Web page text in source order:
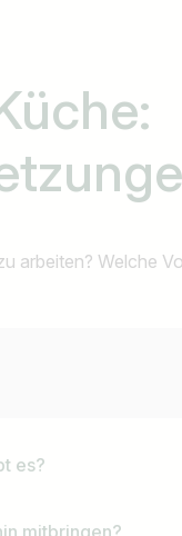
arbeiten? Welche
es?